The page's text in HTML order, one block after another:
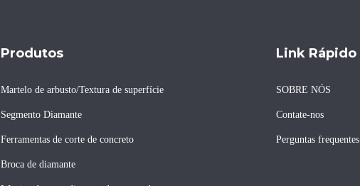
Produtos
Martelo de arbusto/Textura de superfície
Segmento Diamante
Ferramentas de corte de concreto
Broca de diamante
Link Rápido
SOBRE NÓS
Contate-nos
Perguntas frequentes